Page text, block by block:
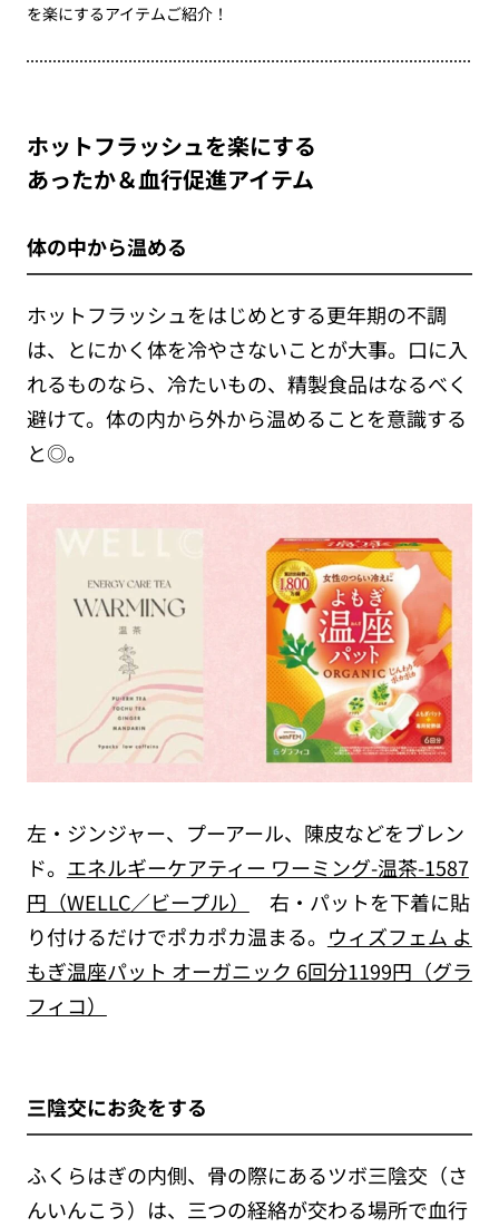
を楽にするアイテムご紹介！
ホットフラッシュを楽にする
あったか＆血行促進アイテム
体の中から温める
ホットフラッシュをはじめとする更年期の不調
は、とにかく体を冷やさないことが大事。口に入
れるものなら、冷たいもの、精製食品はなるべく
避けて。体の内から外から温めることを意識する
と◎。
左・ジンジャー、プーアール、陳皮などをブレン
ド。 エネルギーケアティー ワーミング-温茶-1587
円（WELLC／ビープル）
右・パットを下着に貼
り付けるだけでポカポカ温まる。 ウィズフェム よ
もぎ温座パット オーガニック 6回分1199円（グラ
フィコ）
三陰交にお灸をする
ふくらはぎの内側、骨の際にあるツボ三陰交（さ
んいんこう）は、三つの経絡が交わる場所で血行